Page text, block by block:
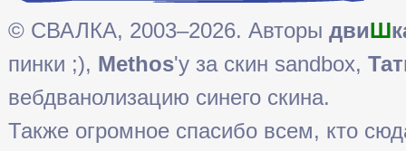
© СВАЛКА, 2003–2026. Авторы двиШ
пинки ;), Methos'у за скин sandbox,
вебдванолизацию синего скина.
Также огромное спасибо всем, кто